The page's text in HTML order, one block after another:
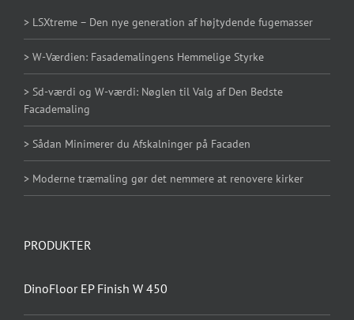
> LSXtreme – Den nye generation af højtydende fugemasser
> W-Værdien: Fasademalingens Hemmelige Styrke
> Sd-værdi og W-værdi: Nøglen til Valg af Den Bedste
Facademaling
> Sådan Minimerer du Afskalninger på Facaden
> Moderne træmaling gør det nemmere at renovere kirker
PRODUKTER
DinoFloor EP Finish W 450